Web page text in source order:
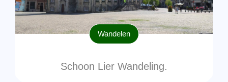
Wandelen
Schoon Lier Wandeling.